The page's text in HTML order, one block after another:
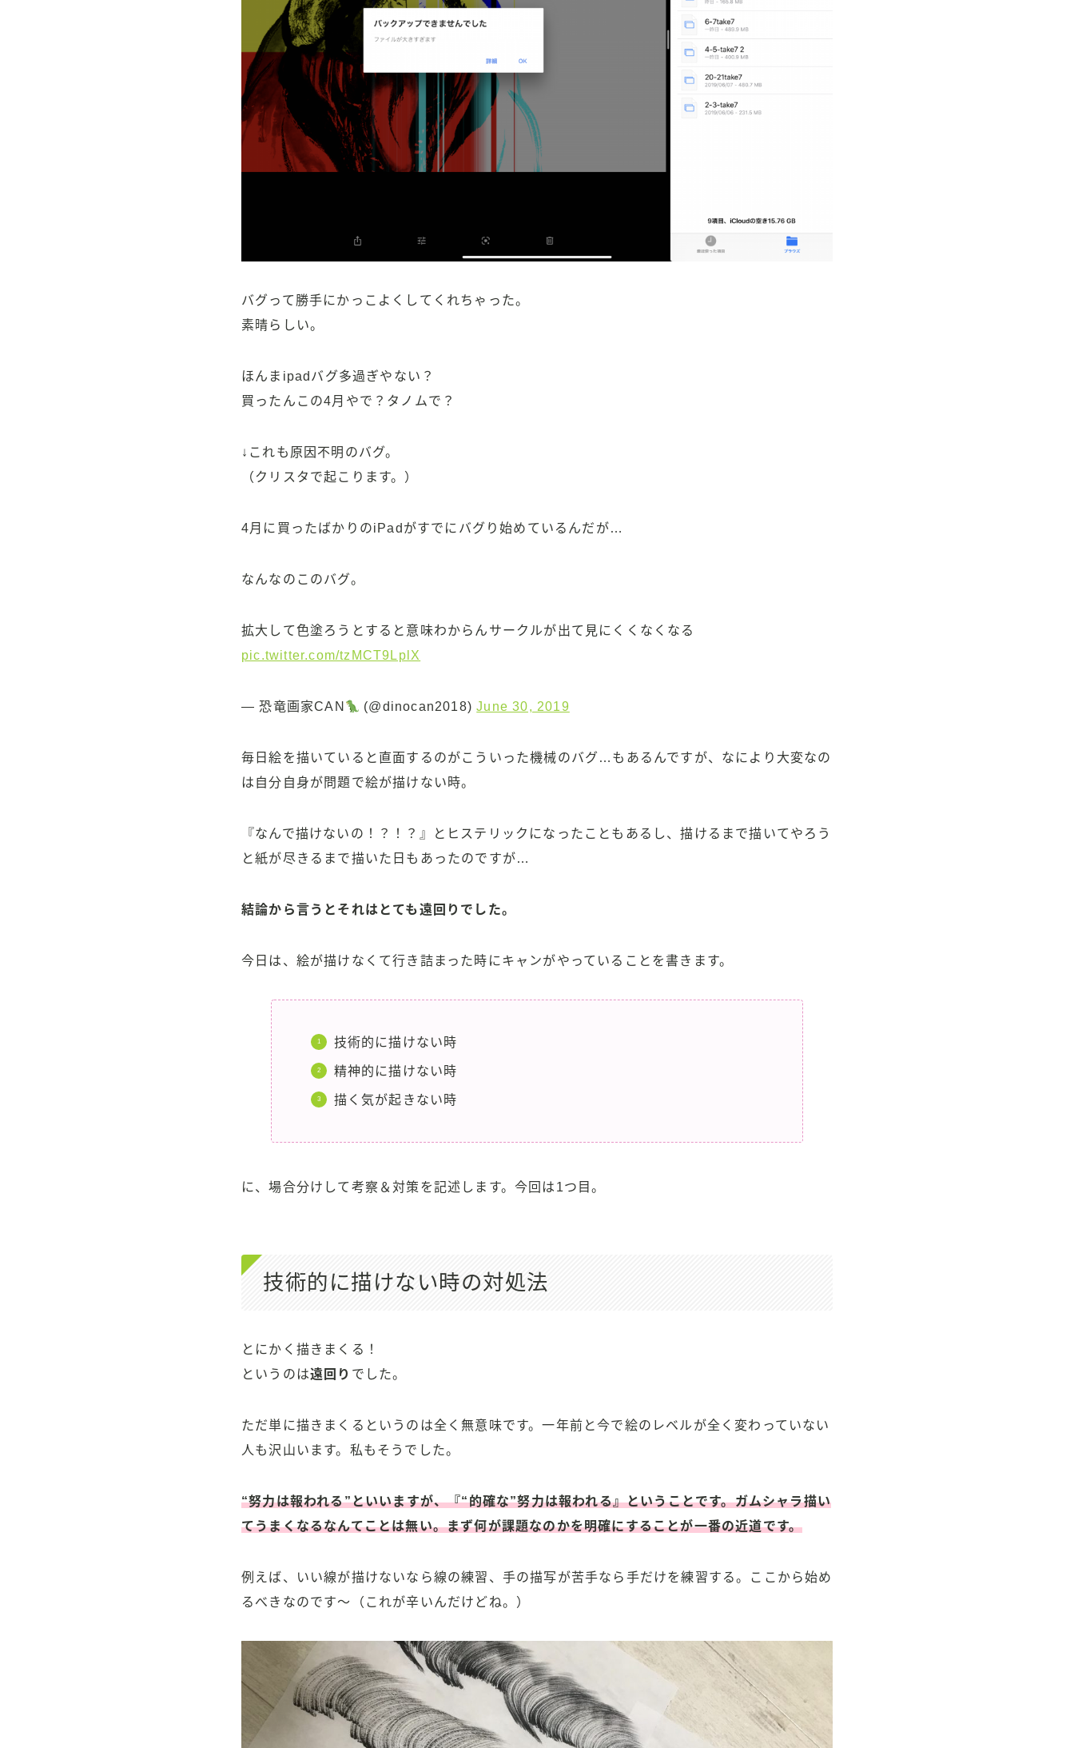
バグって勝手にかっこよくしてくれちゃった。
素晴らしい。
ほんまipadバグ多過ぎやない？
買ったんこの4月やで？タノムで？
↓これも原因不明のバグ。
（クリスタで起こります。）
4月に買ったばかりのiPadがすでにバグり始めているんだが…
なんなのこのバグ。
拡大して色塗ろうとすると意味わからんサークルが出て見にくくなくなる
pic.twitter.com/tzMCT9LplX
— 恐竜画家CAN (@dinocan2018)June 30, 2019
毎日絵を描いていると直面するのがこういった機械のバグ…もあるんですが、なにより大変なの
は自分自身が問題で絵が描けない時。
『なんで描けないの！？！？』とヒステリックになったこともあるし、描けるまで描いてやろう
と紙が尽きるまで描いた日もあったのですが…
結論から言うとそれはとても遠回りでした。
今日は、絵が描けなくて行き詰まった時にキャンがやっていることを書きます。
技術的に描けない時
精神的に描けない時
描く気が起きない時
に、場合分けして考察＆対策を記述します。今回は1つ目。
技術的に描けない時の対処法
とにかく描きまくる！
というのは遠回り でした。
ただ単に描きまくるというのは全く無意味です。一年前と今で絵のレベルが全く変わっていない
人も沢山います。私もそうでした。
“努力は報われる”といいますが、『“的確な”努力は報われる』ということです。ガムシャラ描い
てうまくなるなんてことは無い。まず何が課題なのかを明確にすることが一番の近道です。
例えば、いい線が描けないなら線の練習、手の描写が苦手なら手だけを練習する。ここから始め
るべきなのです〜（これが辛いんだけどね。）